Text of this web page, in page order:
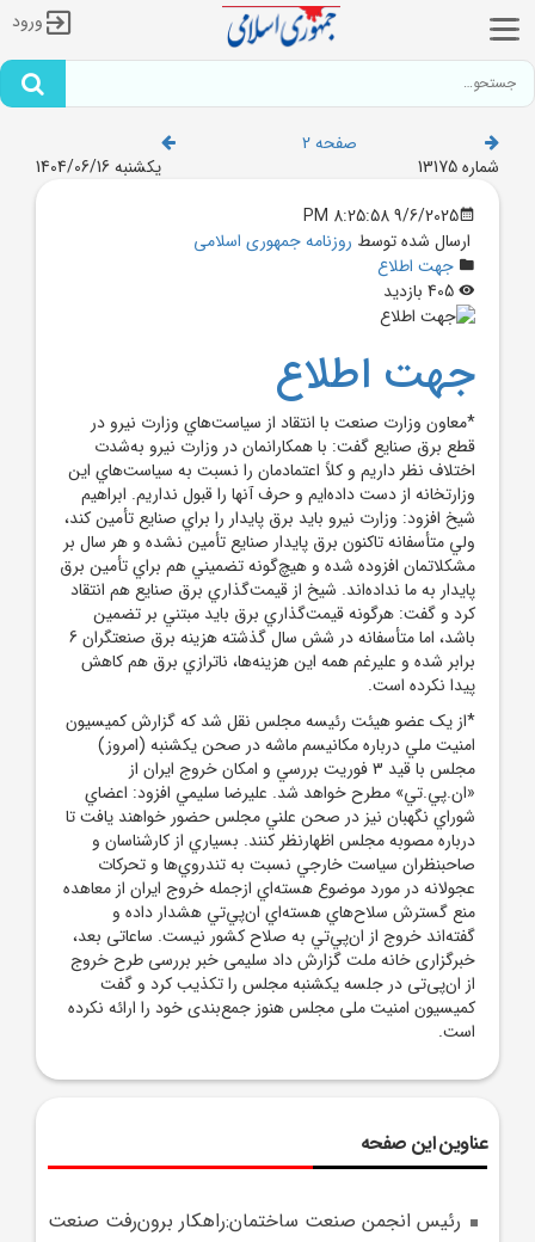
ورود
صفحه 2
شماره 13175
یکشنبه 1404/06/16
9/6/2025 8:25:58 PM
ارسال شده توسط روزنامه جمهوری اسلامی
جهت اطلاع
جهت اطلاع
*معاون‌ وزارت صنعت ‌با انتقاد از سياست‌هاي وزارت نيرو در
قطع برق صنايع گفت: ‌با همکارانمان در وزارت نيرو به‌شدت‌
اختلاف نظر داريم و کلاً اعتماد‌مان را نسبت به ‌سياست‌هاي اين
‌وزارتخا‌نه از دست داده‌ايم و حرف آنها را قبول نداريم. ابراهيم
شيخ افزود: وزارت نيرو بايد برق پايدار را براي صنايع تأمين کند،
ولي متأسفانه تاکنون برق پايدار صنايع تأمين نشده و هر سال بر
مشکلاتمان افزوده شده ‌و ‌هيچ‌گونه تضميني هم براي تأمين برق
پايدار به ما‌ نداده‌اند. شيخ از قيمت‌گذاري برق صنايع هم انتقاد
کرد و گفت:‌ هرگونه قيمت‌گذاري برق بايد ‌مبتني بر تضمين
باشد‌، اما متأسفانه ‌‌در شش سال گذشته هزينه برق صنعتگران‌ 6
برابر شده و ‌عليرغم همه اين هزينه‌ها، ناترازي برق هم کاهش
پيدا نکرده است.
*از يک عضو هيئت رئيسه مجلس نقل شد که گزارش کميسيون
امنيت ملي درباره مکانيسم ماشه در صحن يکشنبه (امروز)
مجلس با قيد 3 فوريت بررسي و امکان خروج ايران از
«ان.پي.تي» مطرح خواهد شد. عليرضا سليمي افزود: اعضاي
شوراي نگهبان نيز در صحن علني مجلس حضور خواهند يافت تا
درباره مصوبه مجلس اظهارنظر کنند. بسياري از کارشناسان و
صاحبنظران سياست خارجي نسبت به تندروي‌ها و تحرکات
عجولانه در مورد موضوع هسته‌اي ازجمله خروج ايران از معاهده
منع گسترش سلاح‌هاي هسته‌اي ان‌پي‌تي هشدار داده و
گفته‌اند خروج از ان‌پي‌تي به صلاح کشور نيست. ساعاتی بعد،
خبرگزاری خانه ملت گزارش داد سلیمی خبر بررسی طرح خروج
از ان‌پی‌تی در جلسه یکشنبه مجلس را تکذیب کرد و گفت
کمیسیون امنیت ملی مجلس هنوز جمع‌بندی خود را ارائه نکرده
است.
عناوین این صفحه
رئيس انجمن صنعت ساختمان:راهکار برون‌رفت صنعت